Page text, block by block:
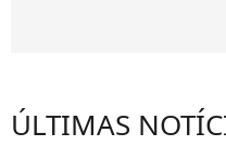
ÚLTIMAS